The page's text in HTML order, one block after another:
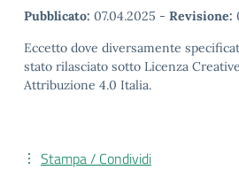
Pubblicato: 07.04.2025 - Revisione:
Eccetto dove diversamente
stato rilasciato sotto Licenza
Attribuzione 4.0 Italia.
Stampa / Condividi